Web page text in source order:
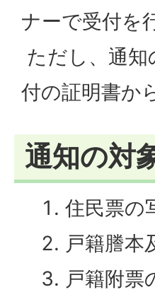
ナーで受付を
ただし、通
付の証明書か
通知の対
住民票の
戸籍謄本
戸籍附票